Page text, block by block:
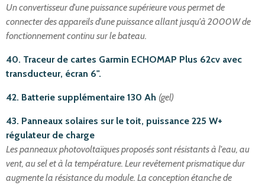
Un convertisseur d'une puissance supérieure vous permet de
connecter des appareils d'une puissance allant jusqu'à 2000W de
fonctionnement continu sur le bateau.
40. Traceur de cartes Garmin ECHOMAP Plus 62cv avec
transducteur, écran 6".
42. Batterie supplémentaire 130 Ah (gel)
43. Panneaux solaires sur le toit, puissance 225 W+
régulateur de charge
Les panneaux photovoltaïques proposés sont résistants à l'eau, au
vent, au sel et à la température. Leur revêtement prismatique dur
augmente la résistance du module. La conception étanche de